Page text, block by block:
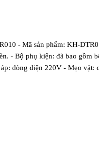
- Mã sản phẩm: KH-
- Bộ phụ kiện: đã bao gồm
dòng điện 220V - Mẹo vặt: